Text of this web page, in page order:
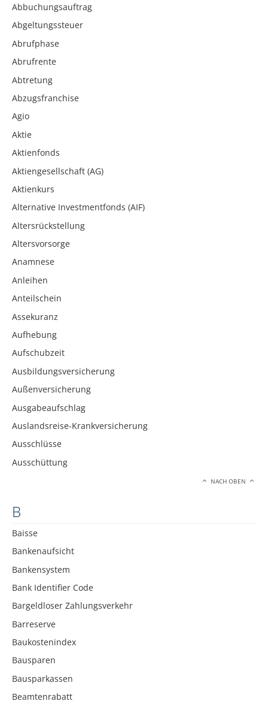
Abbuchungsauftrag
Abgeltungssteuer
Abrufphase
Abrufrente
Abtretung
Abzugsfranchise
Agio
Aktie
Aktienfonds
Aktiengesellschaft (AG)
Aktienkurs
Alternative Investmentfonds (AIF)
Altersrückstellung
Altersvorsorge
Anamnese
Anleihen
Anteilschein
Assekuranz
Aufhebung
Aufschubzeit
Ausbildungsversicherung
Außenversicherung
Ausgabeaufschlag
Auslandsreise-Krankversicherung
Ausschlüsse
Ausschüttung
NACH OBEN
B
Baisse
Bankenaufsicht
Bankensystem
Bank Identifier Code
Bargeldloser Zahlungsverkehr
Barreserve
Baukostenindex
Bausparen
Bausparkassen
Beamtenrabatt